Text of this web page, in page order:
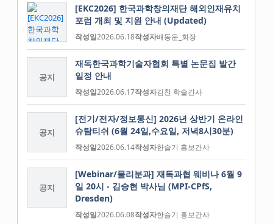
[EKC2026] 한국과학창의재단 해외인재유치
포럼 개최 및 지원 안내 (Updated)
작성일2026.06.18작성자배동운_회장
공지
재독한국과학기술자협회 특별 논문집 발간
일정 안내
작성일2026.06.17작성자김찬 학술간사
공지
[전기/전자/정보통신] 2026년 상반기 온라인
슈탐티쉬 (6월 24일,수요일, 저녁8시30분)
작성일2026.06.14작성자한슬기 홍보간사
공지
[Webinar/물리분과] 재독과협 웨비나 6월 9
일 20시 - 김승현 박사님 (MPI-CPfS,
Dresden)
작성일2026.06.08작성자한슬기 홍보간사